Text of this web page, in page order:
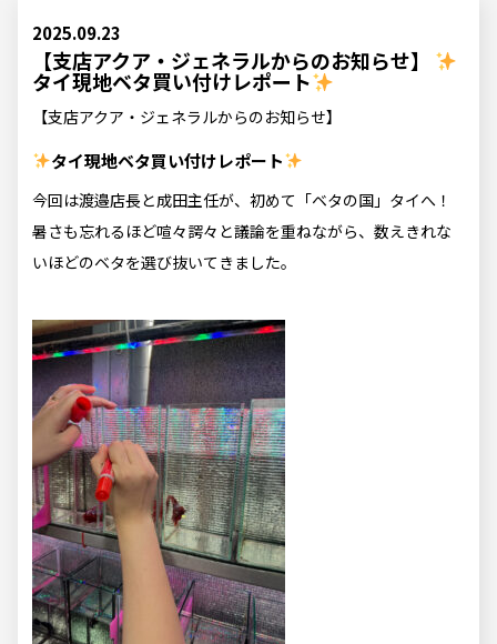
2025.09.23
【支店アクア・ジェネラルからのお知らせ】
タイ現地ベタ買い付けレポート
【支店アクア・ジェネラルからのお知らせ】
タイ現地ベタ買い付けレポート
今回は渡邉店長と成田主任が、初めて「ベタの国」タイへ！
暑さも忘れるほど喧々諤々と議論を重ねながら、数えきれな
いほどのベタを選び抜いてきました。